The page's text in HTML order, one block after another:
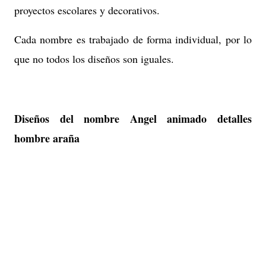
proyectos escolares y decorativos.
Cada nombre es trabajado de forma individual, por lo
que no todos los diseños son iguales.
Diseños del nombre Angel animado detalles
hombre araña